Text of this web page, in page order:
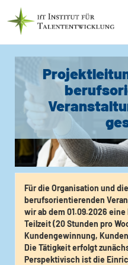
Für die Organisation und
berufsorientierenden
wir ab dem 01.09.2026
Teilzeit (20 Stunden pro
Kundengewinnung,
Die Tätigkeit erfolgt
Perspektivisch ist die